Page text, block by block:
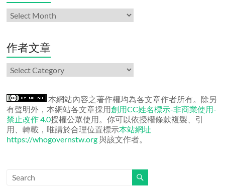
月
份
章
作者文章
作
者
章
本網站內容之著作權均為各文章作者所有。除另
有聲明外，本網站各文章採用創用CC姓名標示-非商業使用-
禁止改作 4.0授權公眾使用。你可以依授權條款複製、引
用、轉載，唯請於合理位置標示本站網址
https://whogovernstw.org與該文作者。